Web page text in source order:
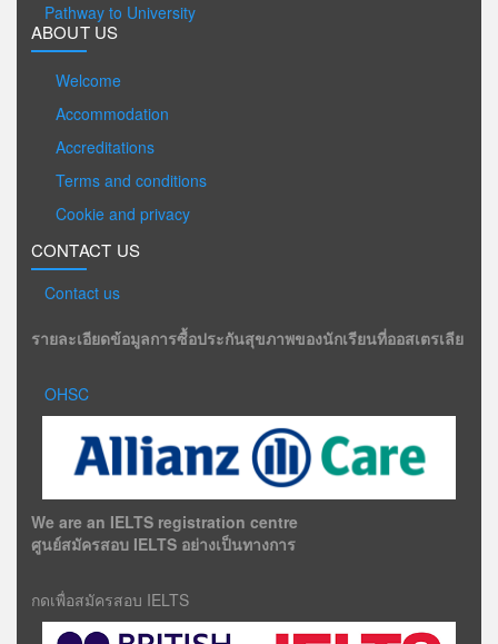
Pathway to University
ABOUT US
Welcome
Accommodation
Accreditations
Terms and conditions
Cookie and privacy
CONTACT US
Contact us
รายละเอียดข้อมูลการซื้อประกันสุขภาพของนักเรียนที่ออสเตรเลีย
OHSC
We are an IELTS registration centre
ศูนย์สมัครสอบ IELTS อย่างเป็นทางการ
กดเพื่อสมัครสอบ IELTS